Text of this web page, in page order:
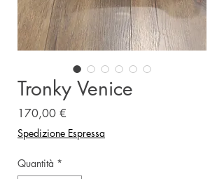
Tronky Venice
170,00 €
Spedizione Espressa
Quantità *